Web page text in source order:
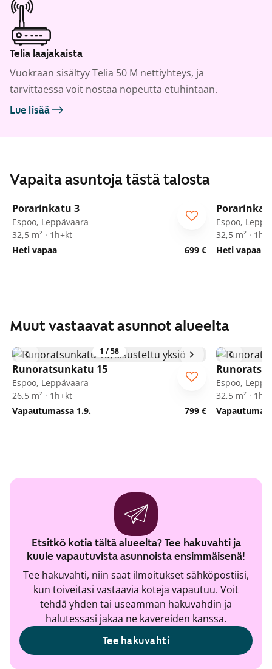
Telia laajakaista
Vuokraan sisältyy Telia 50 M nettiyhteys, ja
tarvittaessa voit nostaa nopeutta etuhintaan.
Lue lisää
Vapaita asuntoja tästä talosta
/37
Porarinkatu 3
Espoo, Leppävaara
32,5 m² · 1h+kt
Heti vapaa
699 €
Espoo,
32,5 m² ·
Heti vapaa
Muut vastaavat asunnot alueelta
1 /58
Runoratsunkatu 15
Espoo, Leppävaara
26,5 m² · 1h+kt
Vapautumassa 1.9.
799 €
Espoo,
32,5 m² ·
Etsitkö kotia tältä alueelta? Tee hakuvahti ja
kuule vapautuvista asunnoista ensimmäisenä!
Tee hakuvahti, niin saat ilmoitukset sähköpostiisi,
kun toiveitasi vastaavia koteja vapautuu. Voit
tehdä yhden tai useamman hakuvahdin ja
halutessasi jakaa ne kavereiden kanssa.
Tee hakuvahti